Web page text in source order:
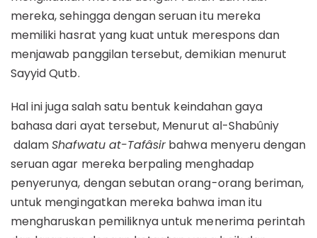
mereka, sehingga dengan seruan itu mereka
memiliki hasrat yang kuat untuk merespons dan
menjawab panggilan tersebut, demikian menurut
Sayyid Qutb.
Hal ini juga salah satu bentuk keindahan gaya
bahasa dari ayat tersebut, Menurut al-Shabûniy
dalamShafwatu at-Tafâsirbahwa menyeru dengan
seruan agar mereka berpaling menghadap
penyerunya, dengan sebutan orang-orang beriman,
untuk mengingatkan mereka bahwa iman itu
mengharuskan pemiliknya untuk menerima perintah